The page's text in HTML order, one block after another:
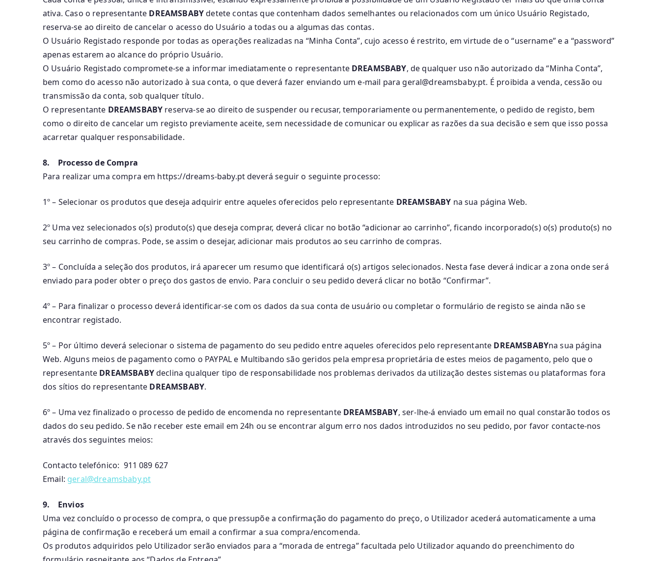
ativa. Caso o representante DREAMSBABYdetete contas que contenham dados semelhantes ou relacionados com um único Usuário Registado,
reserva-se ao direito de cancelar o acesso do Usuário a todas ou a algumas das contas.
O Usuário Registado responde por todas as operações realizadas na “Minha Conta”, cujo acesso é restrito, em virtude de o “username” e a “password”
apenas estarem ao alcance do próprio Usuário.
O Usuário Registado compromete-se a informar imediatamente o representante DREAMSBABY, de qualquer uso não autorizado da “Minha Conta”,
bem como do acesso não autorizado à sua conta, o que deverá fazer enviando um e-mail para geral@dreamsbaby.pt. É proibida a venda, cessão ou
transmissão da conta, sob qualquer título.
O representante DREAMSBABY reserva-se ao direito de suspender ou recusar, temporariamente ou permanentemente, o pedido de registo, bem
como o direito de cancelar um registo previamente aceite, sem necessidade de comunicar ou explicar as razões da sua decisão e sem que isso possa
acarretar qualquer responsabilidade.
8. Processo de Compra
Para realizar uma compra em https://dreams-baby.pt deverá seguir o seguinte processo:
1º – Selecionar os produtos que deseja adquirir entre aqueles oferecidos pelo representante DREAMSBABY na sua página Web.
2º Uma vez selecionados o(s) produto(s) que deseja comprar, deverá clicar no botão “adicionar ao carrinho”, ficando incorporado(s) o(s) produto(s) no
seu carrinho de compras. Pode, se assim o desejar, adicionar mais produtos ao seu carrinho de compras.
3º – Concluída a seleção dos produtos, irá aparecer um resumo que identificará o(s) artigos selecionados. Nesta fase deverá indicar a zona onde será
enviado para poder obter o preço dos gastos de envio. Para concluir o seu pedido deverá clicar no botão “Confirmar”.
4º – Para finalizar o processo deverá identificar-se com os dados da sua conta de usuário ou completar o formulário de registo se ainda não se
encontrar registado.
5º – Por último deverá selecionar o sistema de pagamento do seu pedido entre aqueles oferecidos pelo representante DREAMSBABYna sua página
Web. Alguns meios de pagamento como o PAYPAL e Multibando são geridos pela empresa proprietária de estes meios de pagamento, pelo que o
representante DREAMSBABYdeclina qualquer tipo de responsabilidade nos problemas derivados da utilização destes sistemas ou plataformas fora
dos sítios do representante DREAMSBABY.
6º – Uma vez finalizado o processo de pedido de encomenda no representante DREAMSBABY, ser-lhe-á enviado um email no qual constarão todos os
dados do seu pedido. Se não receber este email em 24h ou se encontrar algum erro nos dados introduzidos no seu pedido, por favor contacte-nos
através dos seguintes meios:
Contacto telefónico: 911 089 627
Email: geral@dreamsbaby.pt
9. Envios
Uma vez concluído o processo de compra, o que pressupõe a confirmação do pagamento do preço, o Utilizador acederá automaticamente a uma
página de confirmação e receberá um email a confirmar a sua compra/encomenda.
Os produtos adquiridos pelo Utilizador serão enviados para a “morada de entrega” facultada pelo Utilizador aquando do preenchimento do